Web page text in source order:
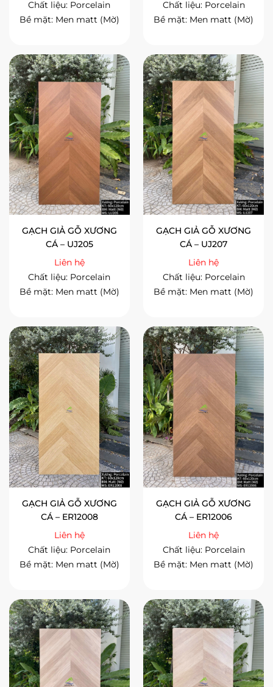
Chất liệu: Porcelain
Bề mặt: Men matt (Mờ)
Chất liệu: Porcelain
Bề mặt: Men matt (Mờ)
GẠCH GIẢ GỖ XƯƠNG
CÁ – UJ205
Liên hệ
Chất liệu: Porcelain
Bề mặt: Men matt (Mờ)
GẠCH GIẢ GỖ XƯƠNG
CÁ – UJ207
Liên hệ
Chất liệu: Porcelain
Bề mặt: Men matt (Mờ)
GẠCH GIẢ GỖ XƯƠNG
CÁ – ER12008
Liên hệ
Chất liệu: Porcelain
Bề mặt: Men matt (Mờ)
GẠCH GIẢ GỖ XƯƠNG
CÁ – ER12006
Liên hệ
Chất liệu: Porcelain
Bề mặt: Men matt (Mờ)